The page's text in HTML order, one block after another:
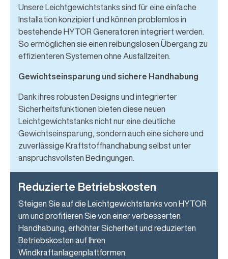
Unsere Leichtgewichtstanks sind für eine einfache
Installation konzipiert und können problemlos in
bestehende HYTOR Generatoren integriert werden.
So ermöglichen sie einen reibungslosen Übergang zu
effizienteren Systemen ohne Ausfallzeiten.
Gewichtseinsparung und sichere Handhabung
Dank ihres robusten Designs und integrierter
Sicherheitsfunktionen bieten diese neuen
Leichtgewichtstanks nicht nur eine deutliche
Gewichtseinsparung, sondern auch eine sichere und
zuverlässige Kraftstoffhandhabung selbst unter
anspruchsvollsten Bedingungen.
Reduzierte Betriebskosten
Steigen Sie auf die Leichtgewichtstanks von HYTOR
um und profitieren Sie von einer verbesserten
Handhabung, erhöhter Sicherheit und reduzierten
Betriebskosten auf Ihren
Windkraftanlagenplattformen.